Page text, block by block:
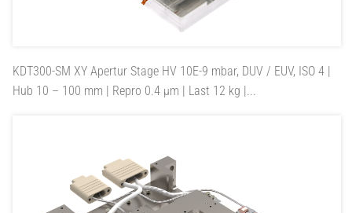
KDT300-SM XY Apertur Stage HV 10E-9 mbar, DUV / EUV, ISO 4 |
Hub 10 – 100 mm | Repro 0.4 µm | Last 12 kg |...